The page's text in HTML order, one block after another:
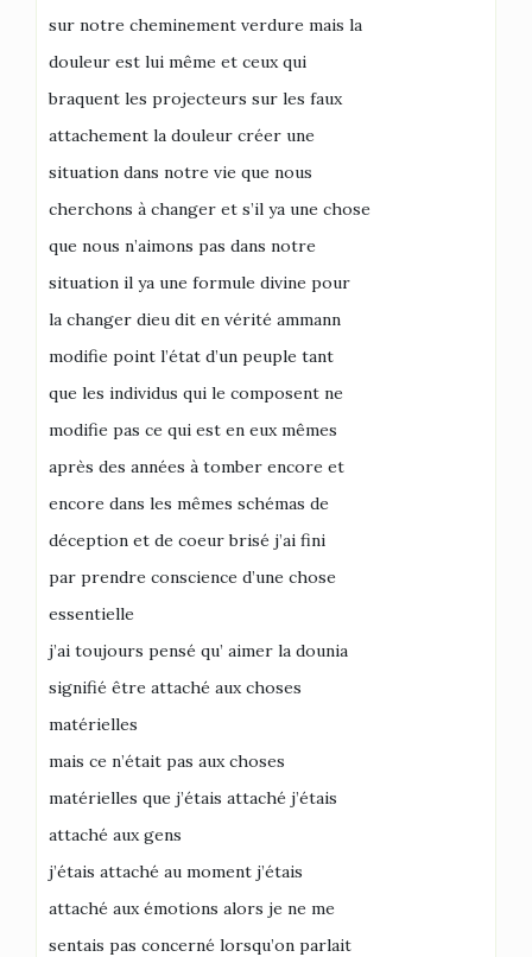
sur notre cheminement verdure mais la
douleur est lui même et ceux qui
braquent les projecteurs sur les faux
attachement la douleur créer une
situation dans notre vie que nous
cherchons à changer et s’il ya une chose
que nous n’aimons pas dans notre
situation il ya une formule divine pour
la changer dieu dit en vérité ammann
modifie point l’état d’un peuple tant
que les individus qui le composent ne
modifie pas ce qui est en eux mêmes
après des années à tomber encore et
encore dans les mêmes schémas de
déception et de coeur brisé j’ai fini
par prendre conscience d’une chose
essentielle
j’ai toujours pensé qu’ aimer la dounia
signifié être attaché aux choses
matérielles
mais ce n’était pas aux choses
matérielles que j’étais attaché j’étais
attaché aux gens
j’étais attaché au moment j’étais
attaché aux émotions alors je ne me
sentais pas concerné lorsqu’on parlait